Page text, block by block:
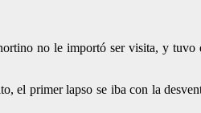
no le importó ser visita, y tuvo
el primer lapso se iba con la